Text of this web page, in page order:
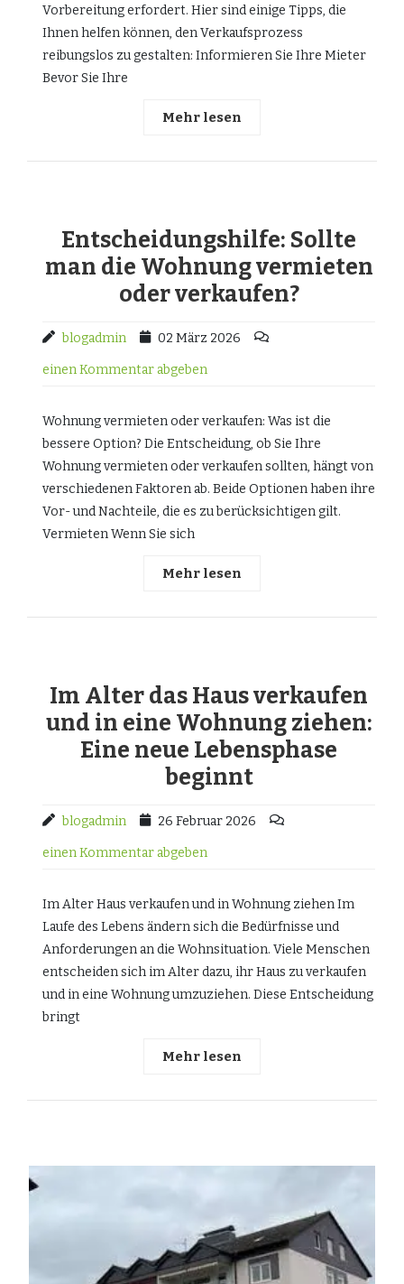
Vorbereitung erfordert. Hier sind einige Tipps, die
Ihnen helfen können, den Verkaufsprozess
reibungslos zu gestalten: Informieren Sie Ihre Mieter
Bevor Sie Ihre
Mehr lesen
Entscheidungshilfe: Sollte
man die Wohnung vermieten
oder verkaufen?
blogadmin 02 März 2026
einen Kommentar abgeben
Wohnung vermieten oder verkaufen: Was ist die
bessere Option? Die Entscheidung, ob Sie Ihre
Wohnung vermieten oder verkaufen sollten, hängt von
verschiedenen Faktoren ab. Beide Optionen haben ihre
Vor- und Nachteile, die es zu berücksichtigen gilt.
Vermieten Wenn Sie sich
Mehr lesen
Im Alter das Haus verkaufen
und in eine Wohnung ziehen:
Eine neue Lebensphase
beginnt
blogadmin 26 Februar 2026
einen Kommentar abgeben
Im Alter Haus verkaufen und in Wohnung ziehen Im
Laufe des Lebens ändern sich die Bedürfnisse und
Anforderungen an die Wohnsituation. Viele Menschen
entscheiden sich im Alter dazu, ihr Haus zu verkaufen
und in eine Wohnung umzuziehen. Diese Entscheidung
bringt
Mehr lesen